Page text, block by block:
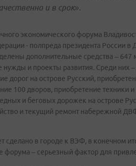
и в срок».
экономического форума
- полпреда президента России
дополнительные средства – 647
и проекты развития. Среди них
дорог на острове Русский,
100 дворов, приобретение техники
и беговых дорожек на острове
и текущий ремонт набережной
сделано в городе к ВЭФ, в конечном
форума – серьезный фактор для